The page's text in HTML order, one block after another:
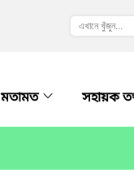
মতামত সহায়ক